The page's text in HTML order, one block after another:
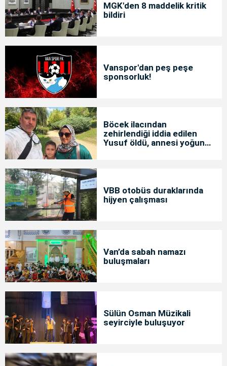
MGK'den 8 maddelik kritik
bildiri
Vanspor'dan peş peşe
sponsorluk!
Böcek ilacından
zehirlendiği iddia edilen
Yusuf öldü, annesi yoğun
VBB otobüs duraklarında
hijyen çalışması
Van’da sabah namazı
buluşmaları
Sülün Osman Müzikali
seyirciyle buluşuyor